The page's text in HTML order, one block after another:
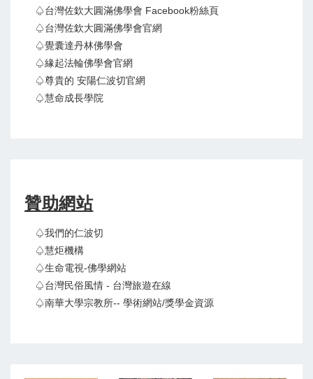
♤台灣佐欽大圓滿佛學會 Facebook粉絲頁
♤台灣佐欽大圓滿佛學會官網
♤覺囊達丹林佛學會
♤緣起法輪佛學會官網
♤尊貴的 安陽仁波切官網
♤慧命成長學院
贊助網站
♤我們的仁波切
♤慧炬機構
♤生命電視-佛學網站
♤台灣民俗風情 - 台灣旅遊在線
♤南華大學宗教所-- 學術網站/獎學金資源